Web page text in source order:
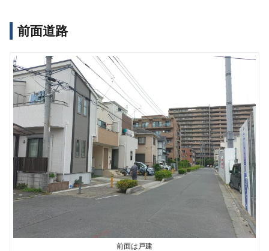
前面道路
前面は戸建